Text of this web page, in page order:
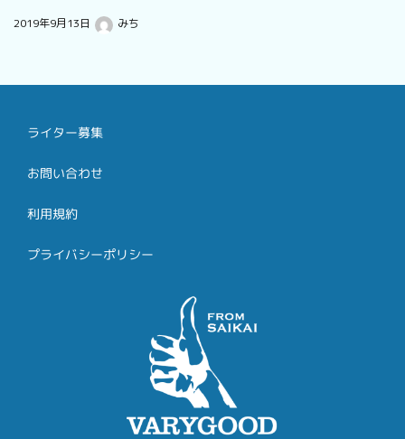
2019年9月13日 みち
ライター募集
お問い合わせ
利用規約
プライバシーポリシー